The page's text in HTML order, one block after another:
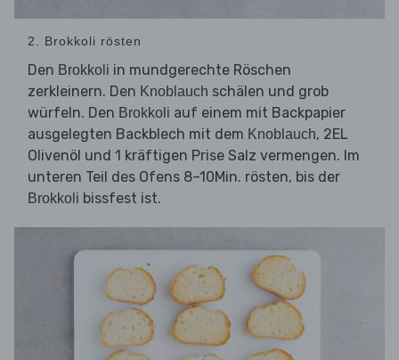
2. Brokkoli rösten
Den Brokkoli in mundgerechte Röschen
zerkleinern. Den Knoblauch schälen und grob
würfeln. Den Brokkoli auf einem mit Backpapier
ausgelegten Backblech mit dem Knoblauch, 2EL
Olivenöl und 1 kräftigen Prise Salz vermengen. Im
unteren Teil des Ofens 8–10Min. rösten, bis der
Brokkoli bissfest ist.